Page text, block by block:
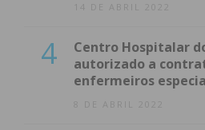
14 DE ABRIL 2022
4
Centro Hospitalar
autorizado a
enfermeiros
8 DE ABRIL 2022